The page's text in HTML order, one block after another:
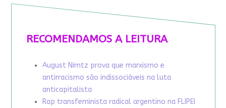
RECOMENDAMOS A LEITURA
August Nimtz prova que marxismo e
antirracismo são indissociáveis na luta
anticapitalista
Rap transfeminista radical argentino na FLIPEI